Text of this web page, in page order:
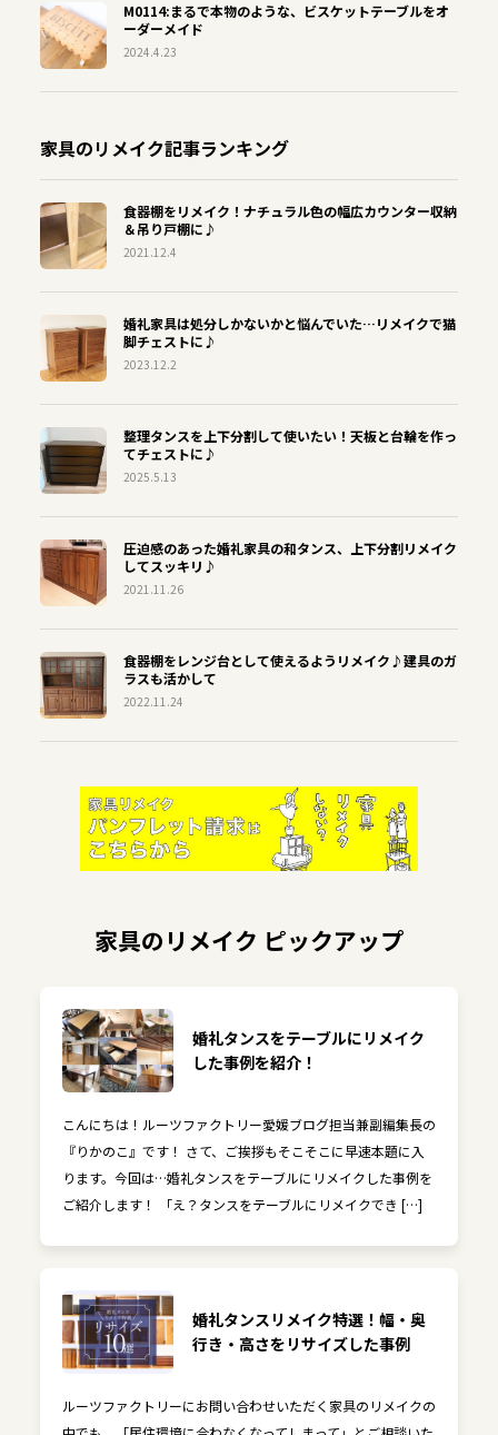
M0114:まるで本物のような、ビスケットテーブルをオ
ーダーメイド
2024.4.23
家具のリメイク記事ランキング
食器棚をリメイク！ナチュラル色の幅広カウンター収納
＆吊り戸棚に♪
2021.12.4
婚礼家具は処分しかないかと悩んでいた…リメイクで猫
脚チェストに♪
2023.12.2
整理タンスを上下分割して使いたい！天板と台輪を作っ
てチェストに♪
2025.5.13
圧迫感のあった婚礼家具の和タンス、上下分割リメイク
してスッキリ♪
2021.11.26
食器棚をレンジ台として使えるようリメイク♪建具のガ
ラスも活かして
2022.11.24
家具のリメイク ピックアップ
婚礼タンスをテーブルにリメイク
した事例を紹介！
こんにちは！ルーツファクトリー愛媛ブログ担当兼副編集長の
『りかのこ』です！ さて、ご挨拶もそこそこに早速本題に入
ります。今回は…婚礼タンスをテーブルにリメイクした事例を
ご紹介します！ 「え？タンスをテーブルにリメイクでき […]
婚礼タンスリメイク特選！幅・奥
行き・高さをリサイズした事例
ルーツファクトリーにお問い合わせいただく家具のリメイクの